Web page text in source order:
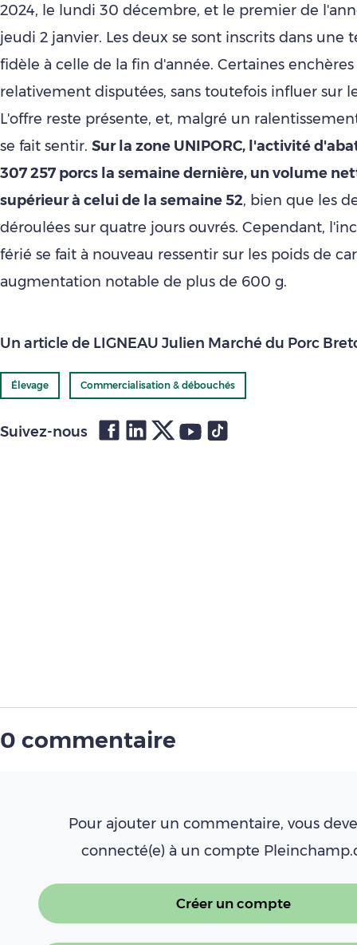
2024, le lundi 30 décembre, et le premier de
jeudi 2 janvier. Les deux se sont inscrits dans une
fidèle à celle de la fin d'année. Certaines
relativement disputées, sans toutefois influer sur
L'offre reste présente, et, malgré un
se fait sentir. Sur la zone UNIPORC, l'activité
307 257 porcs la semaine dernière, un volume
supérieur à celui de la semaine 52, bien que les
déroulées sur quatre jours ouvrés. Cependant,
férié se fait à nouveau ressentir sur les poids de
augmentation notable de plus de 600 g.
Un article de LIGNEAU Julien Marché du Porc
Élevage Commercialisation & débouchés
Suivez-nous
0 commentaire
Pour ajouter un commentaire, vous
connecté(e) à un compte
Créer un compte